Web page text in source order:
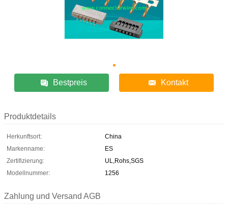
Bestpreis Kontakt
Produktdetails
Herkunftsort:
China
Markenname:
ES
Zertifizierung:
UL,Rohs,SGS
Modellnummer:
1256
Zahlung und Versand AGB